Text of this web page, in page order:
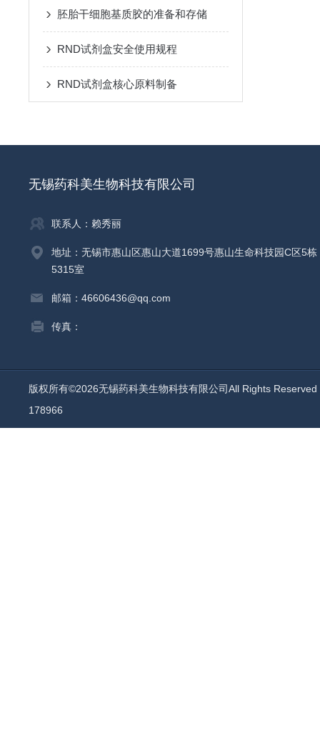
胚胎干细胞基质胶的准备和存储
RND试剂盒安全使用规程
RND试剂盒核心原料制备
无锡药科美生物科技有限公司
联系人：赖秀丽
地址：无锡市惠山区惠山大道1699号惠山生命科技园C区5栋
5315室
邮箱：46606436@qq.com
传真：
版权所有©2026无锡药科美生物科技有限公司All Rights
178966